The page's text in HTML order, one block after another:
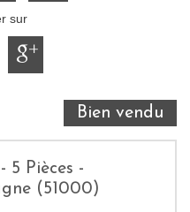
sur
Bien vendu
5 Pièces -
(51000)